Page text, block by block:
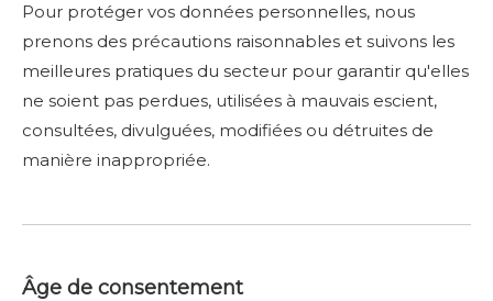
Pour protéger vos données personnelles, nous
prenons des précautions raisonnables et suivons les
meilleures pratiques du secteur pour garantir qu'elles
ne soient pas perdues, utilisées à mauvais escient,
consultées, divulguées, modifiées ou détruites de
manière inappropriée.
Âge de consentement